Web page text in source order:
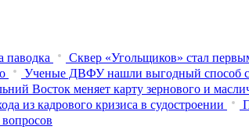
паводка
Сквер «Угольщиков» стал
Ученые ДВФУ нашли выгодный способ
Восток меняет карту зернового и
из кадрового кризиса в судостроении